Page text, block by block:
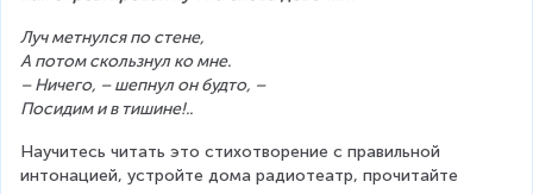
Луч метнулся по стене,
А потом скользнул ко мне.
– Ничего, – шепнул он будто, –
Посидим и в тишине!..
Научитесь читать это стихотворение с правильной
интонацией, устройте дома радиотеатр, прочитайте